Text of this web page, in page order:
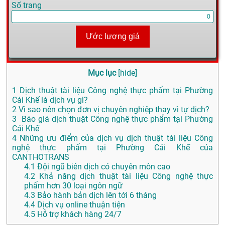
Số trang
Ước lượng giá
Mục lục [hide]
1
Dịch thuật tài liệu Công nghệ thực phẩm tại Phường
Cái Khế là dịch vụ gì?
2 Vì sao nên chọn đơn vị chuyên nghiệp thay vì tự dịch?
3 Báo giá dịch thuật Công nghệ thực phẩm tại Phường
Cái Khế
4 Những ưu điểm của dịch vụ dịch thuật tài liệu Công
nghệ thực phẩm tại Phường Cái Khế của
CANTHOTRANS
4.1 Đội ngũ biên dịch có chuyên môn cao
4.2 Khả năng dịch thuật tài liệu Công nghệ thực
phẩm hơn 30 loại ngôn ngữ
4.3 Bảo hành bản dịch lên tới 6 tháng
4.4 Dịch vụ online thuận tiện
4.5 Hỗ trợ khách hàng 24/7